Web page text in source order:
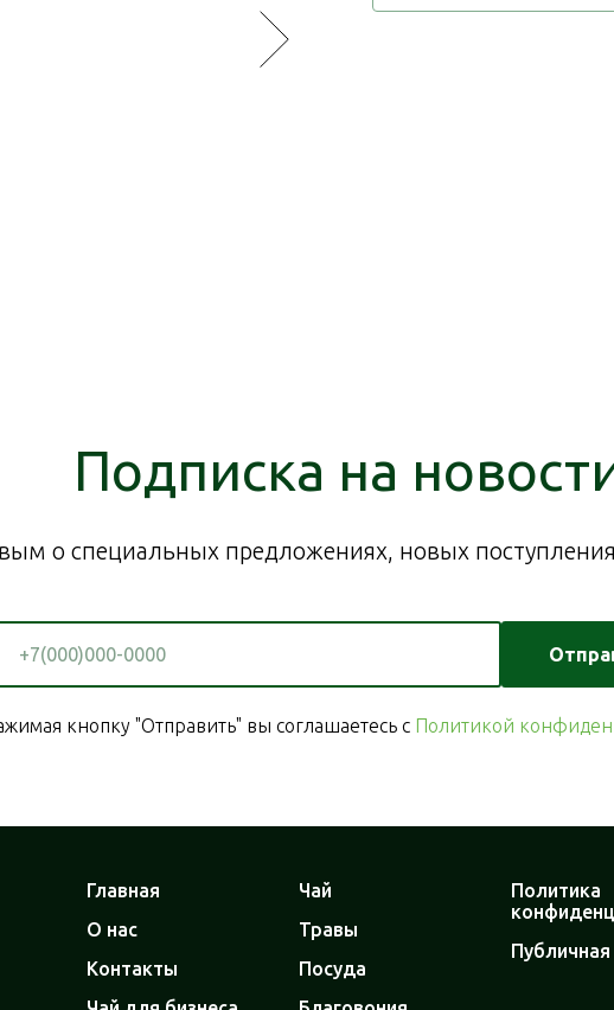
Подписка на
о специальных предложениях, новых
кнопку "Отправить" вы соглашаетесь с Политикой
Главная
О нас
Контакты
Чай
Травы
Посуда
Политика